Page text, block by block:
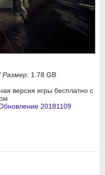
Размер: 1.78 GB
версия игры бесплатно с
20181109